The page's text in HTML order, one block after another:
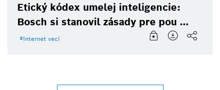
Etický kódex umelej inteligencie:
Bosch si stanovil zásady pre pou ...
Internet vecí